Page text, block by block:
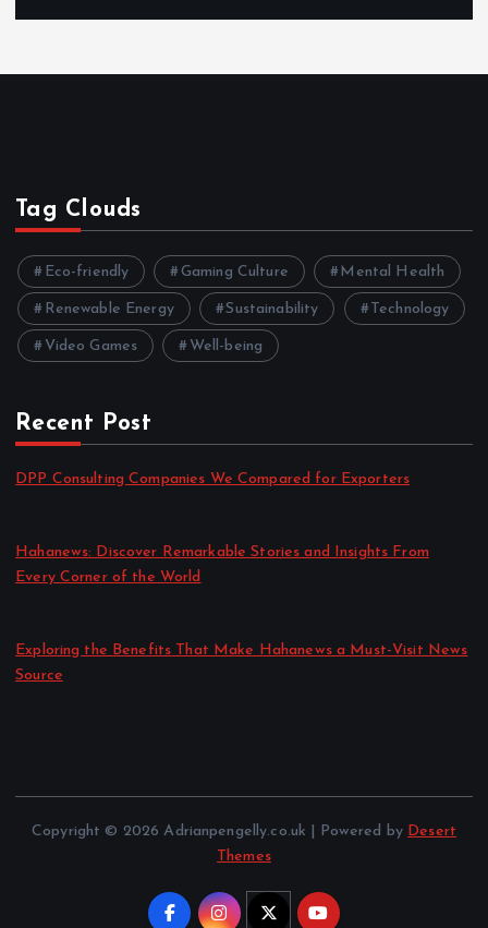
Tag Clouds
Eco-friendly Gaming Culture Mental Health
Renewable Energy Sustainability Technology
Video Games Well-being
Recent Post
DPP Consulting Companies We Compared for Exporters
Hahanews: Discover Remarkable Stories and Insights From
Every Corner of the World
Exploring the Benefits That Make Hahanews a Must-Visit News
Source
Copyright © 2026 Adrianpengelly.co.uk | Powered by Desert
Themes